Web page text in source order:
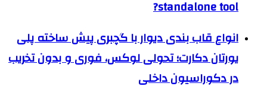
standalone tool?
انواع قاب بندی دیوار با گچبری پیش ساخته پلی
یورتان دکارت؛ تحولی لوکس، فوری و بدون تخریب
در دکوراسیون داخلی